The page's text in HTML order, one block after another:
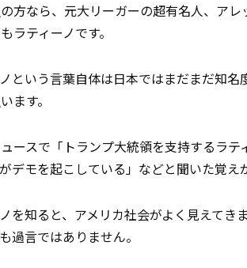
の方なら、元大リーガーの超有名人、ア
ラティーノです。
という言葉自体は日本ではまだまだ知
います。
ースで「トランプ大統領を支持するラテ
デモを起こしている」などと聞いた覚え
を知ると、アメリカ社会がよく見えてきま
過言ではありません。